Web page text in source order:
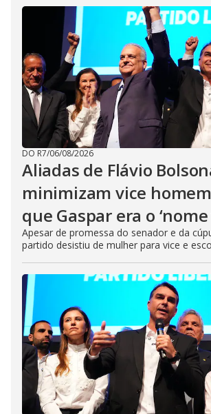
DO R7/06/08/2026
Aliadas de Flávio
minimizam vice
que Gaspar era o ‘nome
Apesar de promessa do senador e da
partido desistiu de mulher para vice e